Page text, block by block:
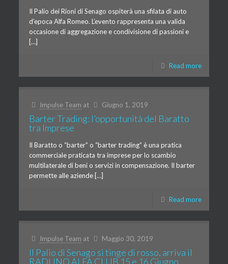
Il Palio dei Rioni di Senago ospiterà una sfilata di auto
d’epoca Alfa Romeo. L’evento rappresenta una valida
occasione di aggregazione e condivisione di passioni e
[…]
Read more
Impulse Team at Giugno 1, 2019
Barter Trading: l’opportunità del Baratto
tra Imprese
Il Baratto o “barter” o “barter trading” è una pratica
commerciale praticata tra imprese per lo scambio
multilaterale di beni o servizi in compensazione. Il barter
permette alle aziende […]
Read more
Impulse Team at Maggio 30, 2019
Il Palio di Senago si tinge di rosso, arriva il
RADUNO ALFA CLUB 15 e 16 Giugno